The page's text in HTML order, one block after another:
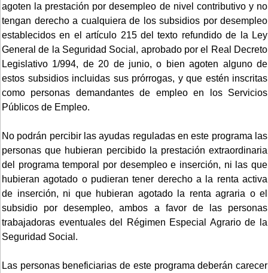
agoten la prestación por desempleo de nivel contributivo y no
tengan derecho a cualquiera de los subsidios por desempleo
establecidos en el artículo 215 del texto refundido de la Ley
General de la Seguridad Social, aprobado por el Real Decreto
Legislativo 1/994, de 20 de junio, o bien agoten alguno de
estos subsidios incluidas sus prórrogas, y que estén inscritas
como personas demandantes de empleo en los Servicios
Públicos de Empleo.
No podrán percibir las ayudas reguladas en este programa las
personas que hubieran percibido la prestación extraordinaria
del programa temporal por desempleo e inserción, ni las que
hubieran agotado o pudieran tener derecho a la renta activa
de inserción, ni que hubieran agotado la renta agraria o el
subsidio por desempleo, ambos a favor de las personas
trabajadoras eventuales del Régimen Especial Agrario de la
Seguridad Social.
Las personas beneficiarias de este programa deberán carecer